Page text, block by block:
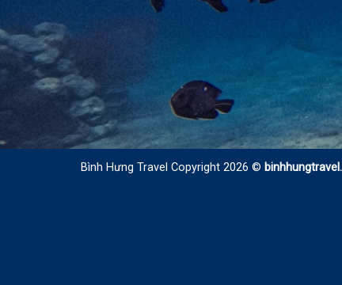
Bình Hưng Travel Copyright 2026 ©